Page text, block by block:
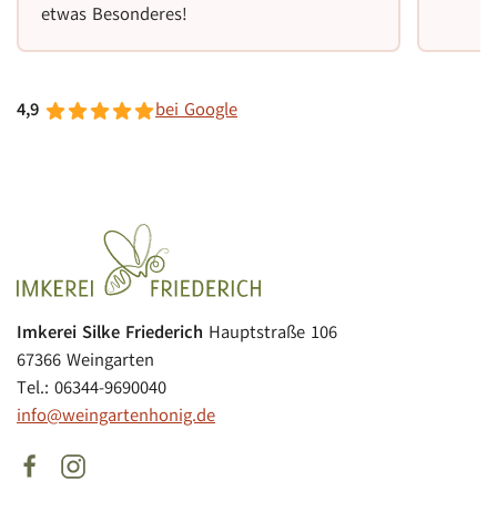
etwas Besonderes!
4,9 bei Google
Imkerei Silke Friederich Hauptstraße 106
67366 Weingarten
Tel.: 06344-9690040
info@weingartenhonig.de